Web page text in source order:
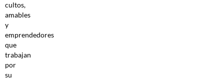
cultos,
amables
y
emprendedores
que
trabajan
por
su